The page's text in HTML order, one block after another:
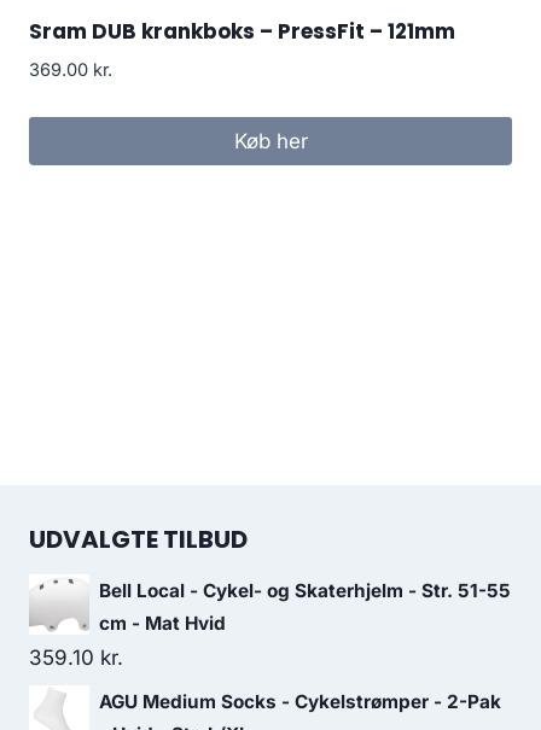
Sram DUB krankboks – PressFit – 121mm
369.00 kr.
Køb her
UDVALGTE TILBUD
Bell Local - Cykel- og Skaterhjelm - Str. 51-55
cm - Mat Hvid
359.10 kr.
AGU Medium Socks - Cykelstrømper - 2-Pak